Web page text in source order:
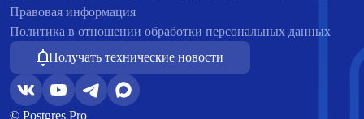
Правовая информация
Политика в отношении обработки персональных данных
Получать технические новости
© Postgres Pro